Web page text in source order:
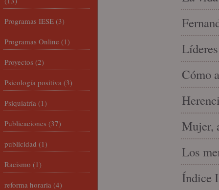
Cómo
Mujer,
Los
Índice
Programas IESE (3)
Programas Online (1)
Proyectos (2)
Psicología positiva (3)
Psiquiatría (1)
Publicaciones (37)
publicidad (1)
Racismo (1)
reforma horaria (4)